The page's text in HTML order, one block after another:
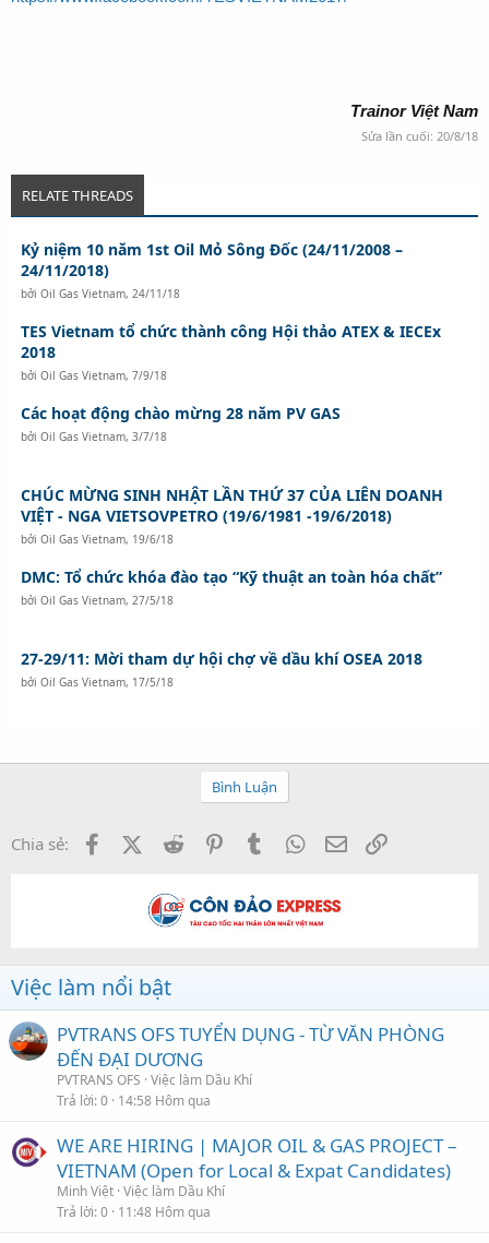
Trainor Việt Nam
Sửa lần cuối: 20/8/18
RELATE THREADS
Kỷ niệm 10 năm 1st Oil Mỏ Sông Đốc (24/11/2008 –
24/11/2018)
bởi Oil Gas Vietnam, 24/11/18
TES Vietnam tổ chức thành công Hội thảo ATEX & IECEx
2018
bởi Oil Gas Vietnam, 7/9/18
Các hoạt động chào mừng 28 năm PV GAS
bởi Oil Gas Vietnam, 3/7/18
CHÚC MỪNG SINH NHẬT LẦN THỨ 37 CỦA LIÊN DOANH
VIỆT - NGA VIETSOVPETRO (19/6/1981 -19/6/2018)
bởi Oil Gas Vietnam, 19/6/18
DMC: Tổ chức khóa đào tạo “Kỹ thuật an toàn hóa chất”
bởi Oil Gas Vietnam, 27/5/18
27-29/11: Mời tham dự hội chợ về dầu khí OSEA 2018
bởi Oil Gas Vietnam, 17/5/18
Bình Luận
Chia sẻ: FacebookX (Twitter)
Reddit PinterestTumblr WhatsApp
Email
Việc làm nổi bật
PVTRANS OFS TUYỂN DỤNG - TỪ VĂN PHÒNG
ĐẾN ĐẠI DƯƠNG
PVTRANS OFS Việc làm Dầu Khí
Trả lời 0 14:58 Hôm qua
WE ARE HIRING | MAJOR OIL & GAS PROJECT –
VIETNAM (Open for Local & Expat Candidates)
Minh Việt Việc làm Dầu Khí
Trả lời 0 11:48 Hôm qua